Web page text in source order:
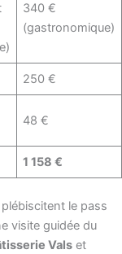
340 €
(gastronomique)
250 €
48 €
1 158 €
le pass
visite guidée du
Valset